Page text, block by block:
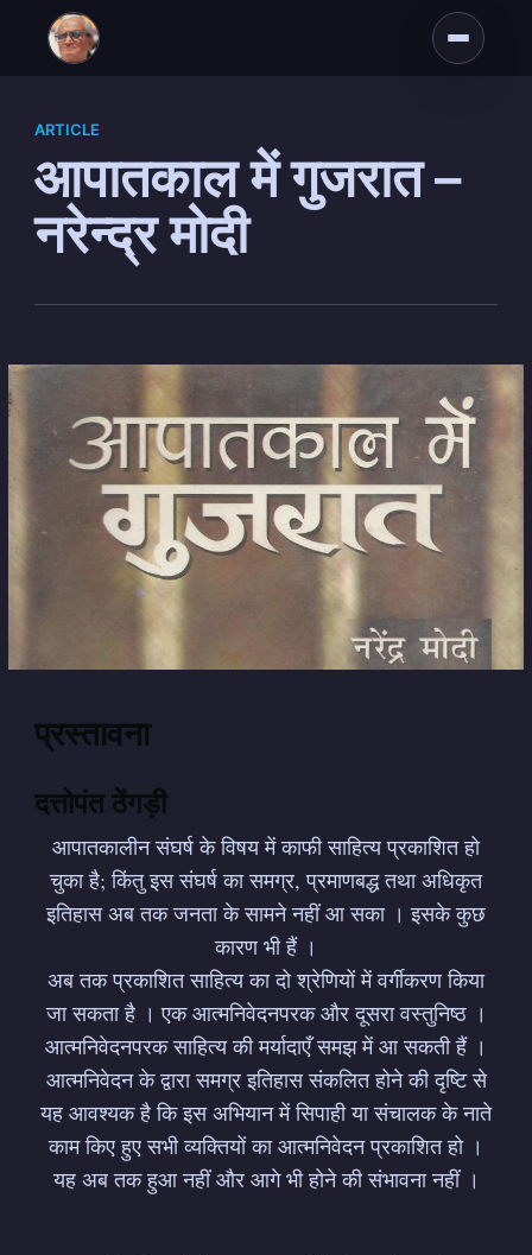
ARTICLE
आपातकाल में गुजरात –
नरेन्द्र मोदी
प्रस्तावना
दत्तोपंत ठेंगड़ी
आपातकालीन संघर्ष के विषय में काफी साहित्य प्रकाशित हो
चुका है; किंतु इस संघर्ष का समग्र, प्रमाणबद्ध तथा अधिकृत
इतिहास अब तक जनता के सामने नहीं आ सका । इसके कुछ
कारण भी हैं ।
अब तक प्रकाशित साहित्य का दो श्रेणियों में वर्गीकरण किया
जा सकता है । एक आत्मनिवेदनपरक और दूसरा वस्तुनिष्ठ ।
आत्मनिवेदनपरक साहित्य की मर्यादाएँ समझ में आ सकती हैं ।
आत्मनिवेदन के द्वारा समग्र इतिहास संकलित होने की दृष्टि से
यह आवश्यक है कि इस अभियान में सिपाही या संचालक के नाते
काम किए हुए सभी व्यक्तियों का आत्मनिवेदन प्रकाशित हो ।
यह अब तक हुआ नहीं और आगे भी होने की संभावना नहीं ।